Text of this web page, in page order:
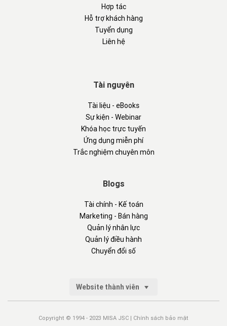
Hợp tác
Hỗ trợ khách hàng
Tuyển dụng
Liên hệ
Tài nguyên
Tài liệu - eBooks
Sự kiện - Webinar
Khóa học trực tuyến
Ứng dụng miễn phí
Trắc nghiệm chuyên môn
Blogs
Tài chính - Kế toán
Marketing - Bán hàng
Quản lý nhân lực
Quản lý điều hành
Chuyển đổi số
Website thành viên
Copyright © 1994 - 2023 MISA JSC | Chính sách bảo mật